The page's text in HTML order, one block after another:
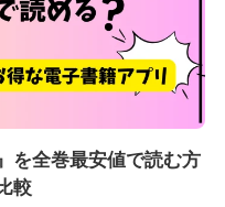
を全巻最安値で読む方
較